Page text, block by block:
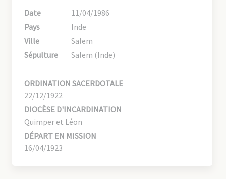
Date
11/04/1986
Pays
Inde
Ville
Salem
Sépulture
Salem (Inde)
ORDINATION SACERDOTALE
22/12/1922
DIOCÈSE D'INCARDINATION
Quimper et Léon
DÉPART EN MISSION
16/04/1923